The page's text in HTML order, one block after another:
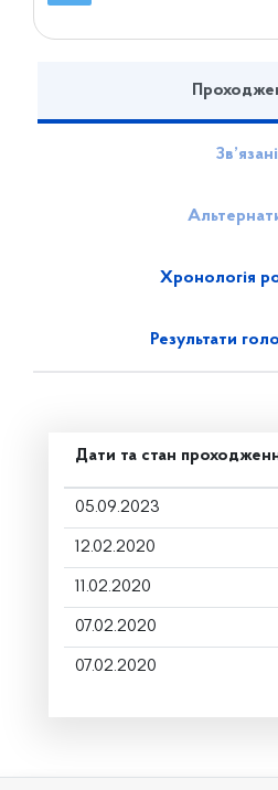
Зв’язані
Хронологія
Результати
Дати та стан
05.09.2023
12.02.2020
11.02.2020
07.02.2020
07.02.2020